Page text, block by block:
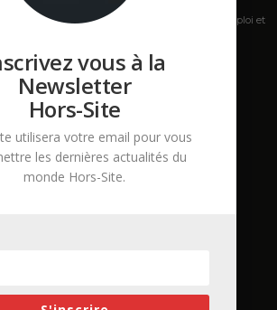
de mise en relation sur les marchés B2B, emploi et
nous: contact@hors-site.com
vous à la
Newsletter
Hors-Site
utilisera votre email pour vous
les dernières actualités du
monde Hors-Site.